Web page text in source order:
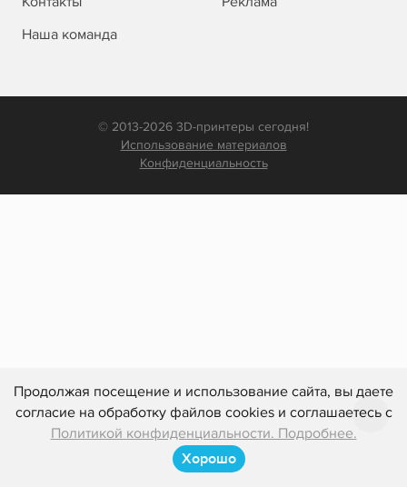
Продолжая посещение и использование сайта, вы даете
согласие на обработку файлов cookies и соглашаетесь с
Политикой конфиденциальности. Подробнее.
Хорошо
Наша команда
© 2013-2026 3D-принтеры сегодня!
Использование материалов
Конфиденциальность